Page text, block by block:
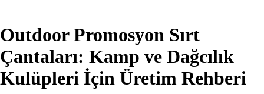
Outdoor Promosyon Sırt
Çantaları: Kamp ve Dağcılık
Kulüpleri İçin Üretim Rehberi